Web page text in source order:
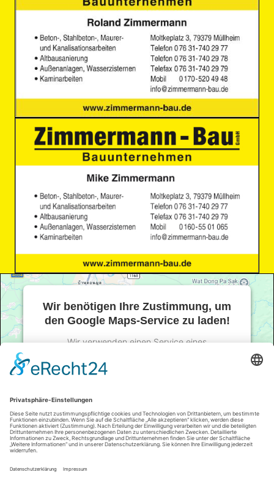
Wir benötigen Ihre Zustimmung, um
den Google Maps-Service zu laden!
Wir verwenden einen Service eines
Dieser Service kann Daten zu Ihren Aktivitäten
Mehr Informationen